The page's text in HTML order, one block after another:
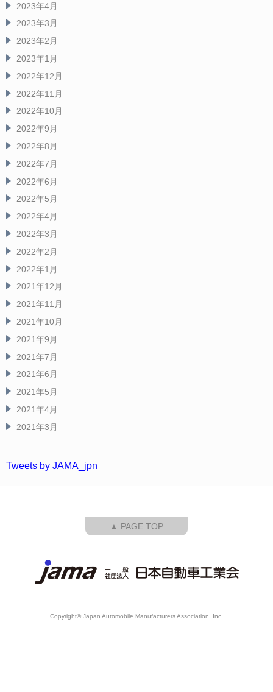
2023年4月
2023年3月
2023年2月
2023年1月
2022年12月
2022年11月
2022年10月
2022年9月
2022年8月
2022年7月
2022年6月
2022年5月
2022年4月
2022年3月
2022年2月
2022年1月
2021年12月
2021年11月
2021年10月
2021年9月
2021年7月
2021年6月
2021年5月
2021年4月
2021年3月
Tweets by JAMA_jpn
▲ PAGE TOP
Copyright© Japan Automobile Manufacturers Association, Inc.